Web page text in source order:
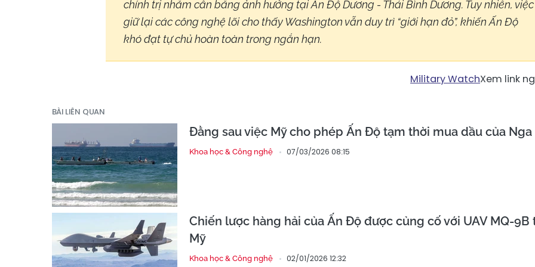
chính trị nhằm cân bằng ảnh hưởng tại Ấn Độ Dương - Thái Bình Dương. Tuy nhiên, việc
giữ lại các công nghệ lõi cho thấy Washington vẫn duy trì “giới hạn đỏ”, khiến Ấn Độ
khó đạt tự chủ hoàn toàn trong ngắn hạn.
Military WatchXem link
BÀI LIÊN QUAN
Đằng sau việc Mỹ cho phép Ấn Độ tạm thời mua dầu của Nga
Khoa học & Công nghệ 07/03/2026 08:15
Chiến lược hàng hải của Ấn Độ được củng cố với UAV MQ-9B
Mỹ
Khoa học & Công nghệ 02/01/2026 12:32